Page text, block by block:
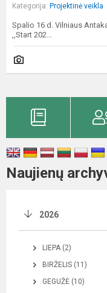
Kategorija: Projektinė veikla
Spalio 16 d. Vilniaus
,,Start 202...
Naujienų
2026
LIEPA (2)
BIRŽELIS (11)
GEGUŽĖ (10)